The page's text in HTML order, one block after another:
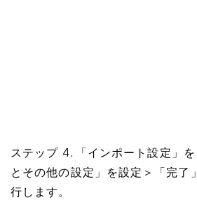
ステップ 4. 「インポート設定」
とその他の設定」を設定＞「完了
行します。